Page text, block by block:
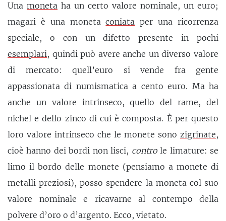
Una moneta ha un certo valore nominale, un euro;
magari è una monetaconiata per una ricorrenza
speciale, o con un difetto presente in pochi
esemplari, quindi può avere anche un diverso valore
di mercato: quell’euro si vende fra gente
appassionata di numismatica a cento euro. Ma ha
anche un valore intrinseco, quello del rame, del
nichel e dello zinco di cui è composta. È per questo
loro valore intrinseco che le monete sono zigrinate,
cioè hanno dei bordi non lisci, controle limature: se
limo il bordo delle monete (pensiamo a monete di
metalli preziosi), posso spendere la moneta col suo
valore nominale e ricavarne al contempo della
polvere d’oro o d’argento. Ecco, vietato.